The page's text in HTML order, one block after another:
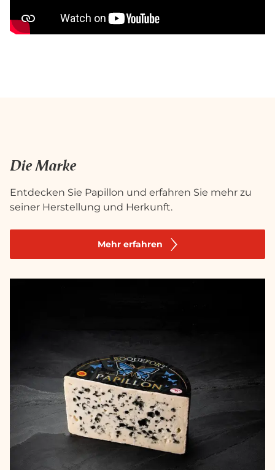
Die Marke
Entdecken Sie Papillon und erfahren Sie mehr zu
seiner Herstellung und Herkunft.
Mehr erfahren